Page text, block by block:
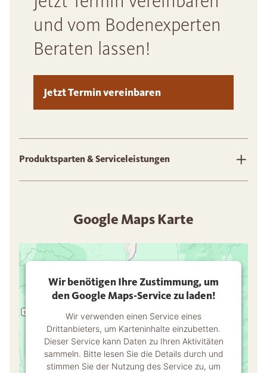
und vom Bodenexperten
Beraten lassen!
Jetzt Termin vereinbaren
Produktsparten & Serviceleistungen
Google Maps Karte
Wir benötigen Ihre Zustimmung, um
den Google Maps-Service zu laden!
Wir verwenden einen Service eines
Drittanbieters, um Karteninhalte einzubetten.
Dieser Service kann Daten zu Ihren Aktivitäten
sammeln. Bitte lesen Sie die Details durch und
stimmen Sie der Nutzung des Service zu, um